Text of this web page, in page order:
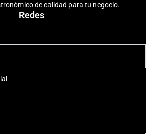
de calidad para tu negocio.
Redes